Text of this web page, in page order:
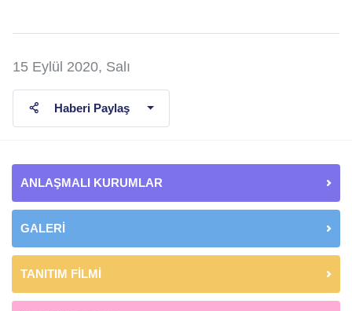
15 Eylül 2020, Salı
Haberi Paylaş
ANLAŞMALI KURUMLAR
GALERİ
TANITIM FİLMİ